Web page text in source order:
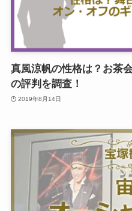
真風涼帆の性格は？お茶
の評判を調査！
2019年8月14日